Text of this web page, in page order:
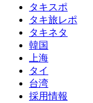
タキスポ
タキ旅レポ
タキネタ
韓国
上海
タイ
台湾
採用情報